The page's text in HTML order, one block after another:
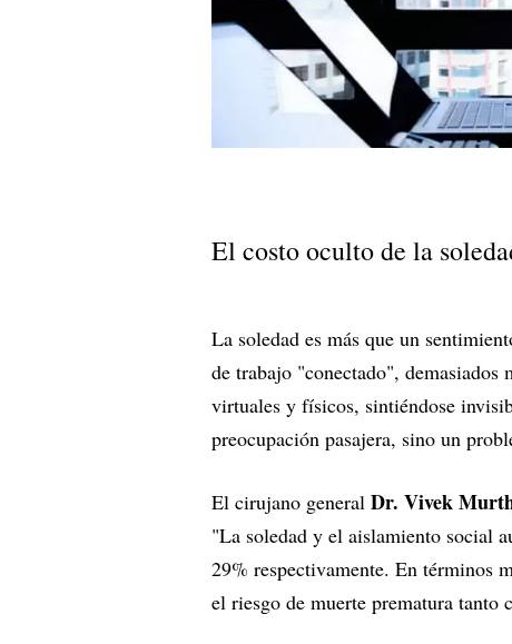
El costo oculto de la
La soledad es más que un
de trabajo "conectado",
virtuales y físicos, sintiéndose
preocupación pasajera, sino un
El cirujano general Dr. Vivek
"La soledad y el aislamiento social
29% respectivamente. En términos
el riesgo de muerte prematura